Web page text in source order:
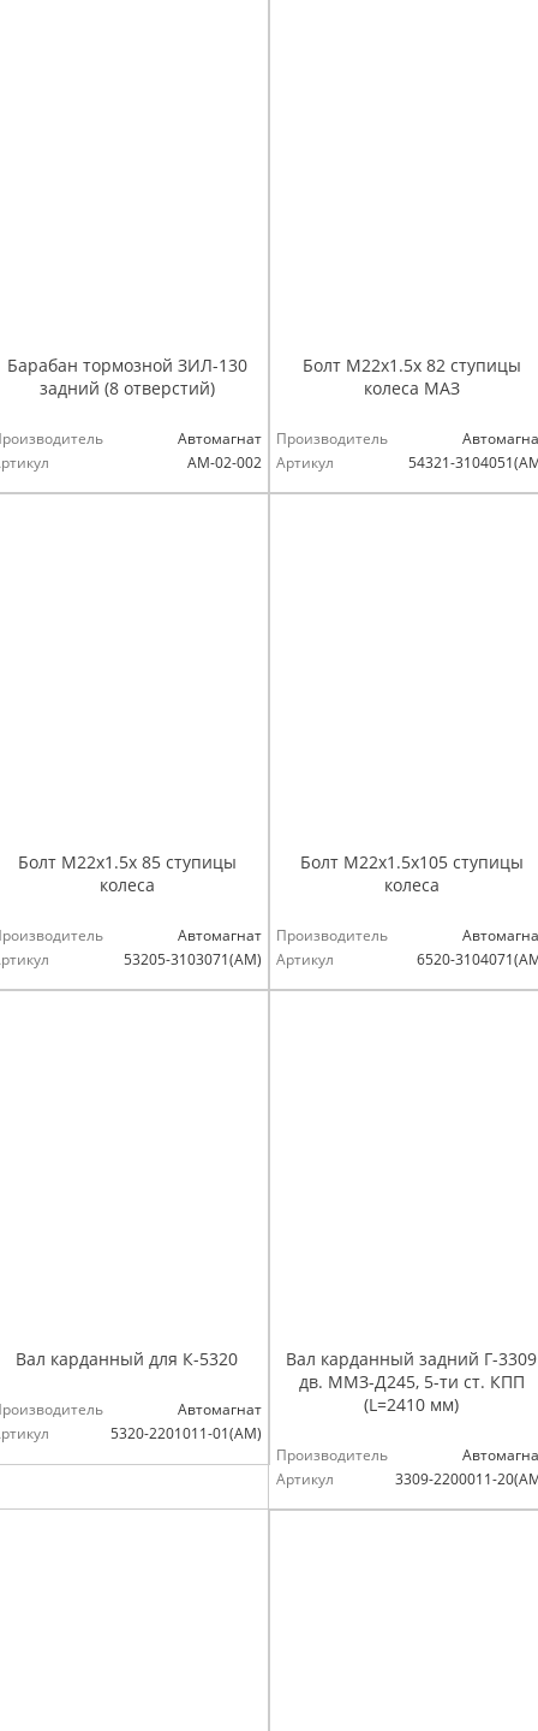
Барабан тормозной ЗИЛ-130
задний (8 отверстий)
Автомагнат
AM-02-002
Болт М22х1.5х 82 ступицы
колеса МАЗ
Производитель
Артикул
54321-
Болт М22х1.5х 85 ступицы
колеса
Автомагнат
53205-3103071(АМ)
Болт М22х1.5х105 ступицы
колеса
Производитель
Артикул
6520-
Вал карданный для К-5320
Автомагнат
5320-2201011-01(АМ)
Вал карданный задний Г-3309
дв. ММЗ-Д245, 5-ти ст. КПП
(L=2410 мм)
Производитель
Артикул
3309-2200011-